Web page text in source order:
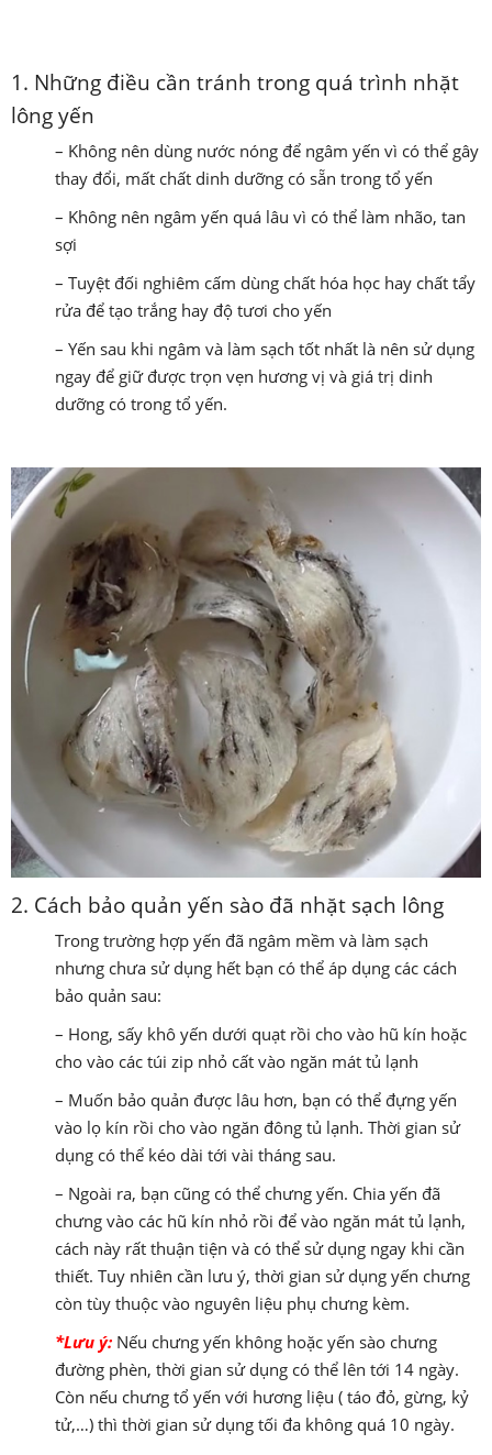
1. Những điều cần tránh trong quá trình nhặt
lông yến
– Không nên dùng nước nóng để ngâm yến vì có thể gây
thay đổi, mất chất dinh dưỡng có sẵn trong tổ yến
– Không nên ngâm yến quá lâu vì có thể làm nhão, tan
sợi
– Tuyệt đối nghiêm cấm dùng chất hóa học hay chất tẩy
rửa để tạo trắng hay độ tươi cho yến
– Yến sau khi ngâm và làm sạch tốt nhất là nên sử dụng
ngay để giữ được trọn vẹn hương vị và giá trị dinh
dưỡng có trong tổ yến.
2. Cách bảo quản yến sào đã nhặt sạch lông
Trong trường hợp yến đã ngâm mềm và làm sạch
nhưng chưa sử dụng hết bạn có thể áp dụng các cách
bảo quản sau:
– Hong, sấy khô yến dưới quạt rồi cho vào hũ kín hoặc
cho vào các túi zip nhỏ cất vào ngăn mát tủ lạnh
– Muốn bảo quản được lâu hơn, bạn có thể đựng yến
vào lọ kín rồi cho vào ngăn đông tủ lạnh. Thời gian sử
dụng có thể kéo dài tới vài tháng sau.
– Ngoài ra, bạn cũng có thể chưng yến. Chia yến đã
chưng vào các hũ kín nhỏ rồi để vào ngăn mát tủ lạnh,
cách này rất thuận tiện và có thể sử dụng ngay khi cần
thiết. Tuy nhiên cần lưu ý, thời gian sử dụng yến chưng
còn tùy thuộc vào nguyên liệu phụ chưng kèm.
*Lưu ý: Nếu chưng yến không hoặc yến sào chưng
đường phèn, thời gian sử dụng có thể lên tới 14 ngày.
Còn nếu chưng tổ yến với hương liệu ( táo đỏ, gừng, kỷ
tử,…) thì thời gian sử dụng tối đa không quá 10 ngày.